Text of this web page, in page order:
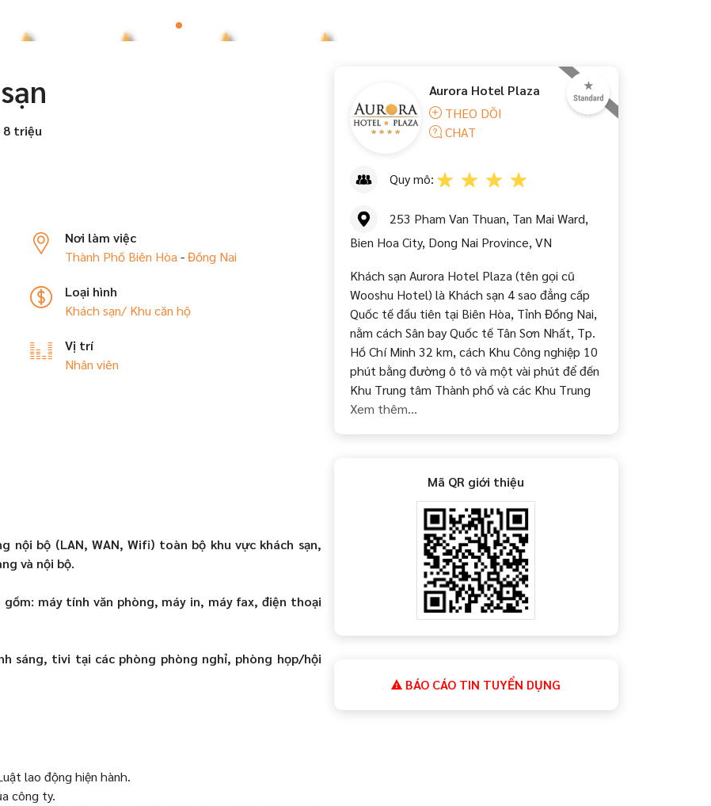
8 triệu
Nơi làm việc
Thành Phố Biên Hòa -Đồng Nai
Loại hình
Khách sạn/ Khu căn hộ
Vị trí
Nhân viên
nội bộ (LAN, WAN, Wifi) toàn bộ khu vực khách sạn,
và nội bộ.
máy tính văn phòng, máy in, máy fax, điện thoại
sáng, tivi tại các phòng phòng nghỉ, phòng họp/hội
lao động hiện hành.
công ty.
Aurora Hotel Plaza
THEO DÕI
CHAT
Quy mô:
253 Pham Van Thuan, Tan Mai Ward,
Bien Hoa City, Dong Nai Province, VN
Khách sạn Aurora Hotel Plaza (tên gọi cũ
Wooshu Hotel) là Khách sạn 4 sao đẳng cấp
Quốc tế đầu tiên tại Biên Hòa, Tỉnh Đồng Nai,
nằm cách Sân bay Quốc tế Tân Sơn Nhất, Tp.
Hồ Chí Minh 32 km, cách Khu Công nghiệp 10
phút bằng đường ô tô và một vài phút để đến
Khu Trung tâm Thành phố và các Khu Trung
Xem thêm...
Mã QR giới thiệu
BÁO CÁO TIN TUYỂN DỤNG